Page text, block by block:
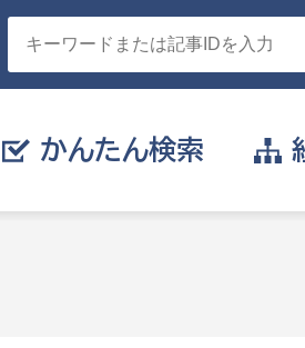
かんたん検索